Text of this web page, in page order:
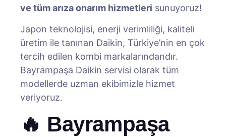
ve tüm arıza onarım hizmetleri sunuyoruz!
Japon teknolojisi, enerji verimliliği, kaliteli
üretim ile tanınan Daikin, Türkiye’nin en çok
tercih edilen kombi markalarındandır.
Bayrampaşa Daikin servisi olarak tüm
modellerde uzman ekibimizle hizmet
veriyoruz.
🔥 Bayrampaşa